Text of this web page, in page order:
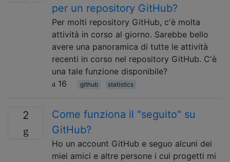
per un repository GitHub?
Per molti repository GitHub, c'è molta
attività in corso al giorno. Sarebbe bello
avere una panoramica di tutte le attività
recenti in corso nel repository GitHub. C'è
una tale funzione disponibile?
16
github statistics
2
Come funziona il "seguito" su
GitHub?
Ho un account GitHub e seguo alcuni dei
miei amici e altre persone i cui progetti mi